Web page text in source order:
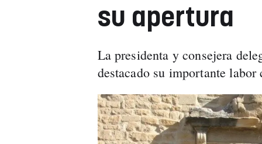
su apertura
La presidenta y consejera
destacado su importante